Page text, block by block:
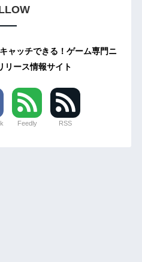
ャッチできる！ゲーム専門ニ
リース情報サイト
Feedly RSS